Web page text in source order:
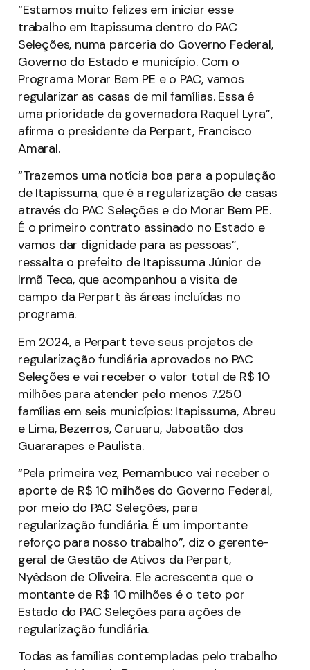
“Estamos muito felizes em iniciar esse
trabalho em Itapissuma dentro do PAC
Seleções, numa parceria do Governo Federal,
Governo do Estado e município. Com o
Programa Morar Bem PE e o PAC, vamos
regularizar as casas de mil famílias. Essa é
uma prioridade da governadora Raquel Lyra”,
afirma o presidente da Perpart, Francisco
Amaral.
“Trazemos uma notícia boa para a população
de Itapissuma, que é a regularização de casas
através do PAC Seleções e do Morar Bem PE.
É o primeiro contrato assinado no Estado e
vamos dar dignidade para as pessoas”,
ressalta o prefeito de Itapissuma Júnior de
Irmã Teca, que acompanhou a visita de
campo da Perpart às áreas incluídas no
programa.
Em 2024, a Perpart teve seus projetos de
regularização fundiária aprovados no PAC
Seleções e vai receber o valor total de R$ 10
milhões para atender pelo menos 7.250
famílias em seis municípios: Itapissuma, Abreu
e Lima, Bezerros, Caruaru, Jaboatão dos
Guararapes e Paulista.
“Pela primeira vez, Pernambuco vai receber o
aporte de R$ 10 milhões do Governo Federal,
por meio do PAC Seleções, para
regularização fundiária. É um importante
reforço para nosso trabalho”, diz o gerente-
geral de Gestão de Ativos da Perpart,
Nyêdson de Oliveira. Ele acrescenta que o
montante de R$ 10 milhões é o teto por
Estado do PAC Seleções para ações de
regularização fundiária.
Todas as famílias contempladas pelo trabalho